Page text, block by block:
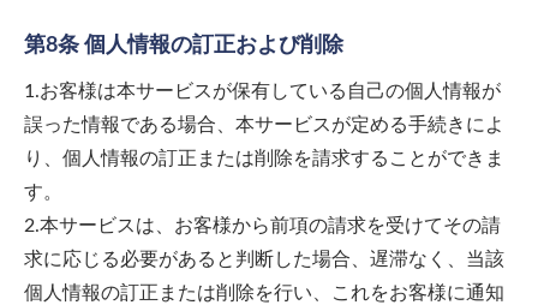
第8条 個人情報の訂正および削除
1.お客様は本サービスが保有している自己の個人情報が
誤った情報である場合、本サービスが定める手続きによ
り、個人情報の訂正または削除を請求することができま
す。
2.本サービスは、お客様から前項の請求を受けてその請
求に応じる必要があると判断した場合、遅滞なく、当該
個人情報の訂正または削除を行い、これをお客様に通知